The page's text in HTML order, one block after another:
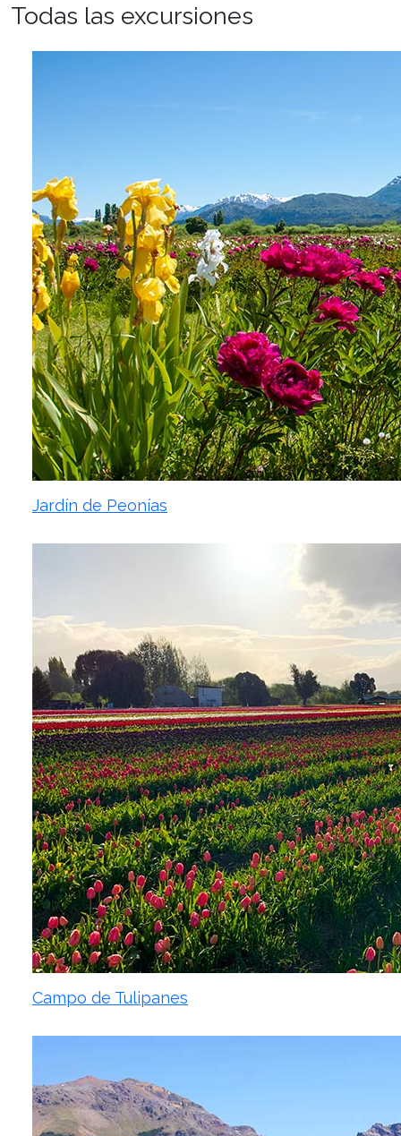
Todas las excursiones
Jardín de Peonías
Campo de Tulipanes